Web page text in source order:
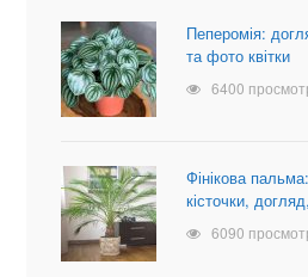
Пеперомія:
та фото квітки
6400
Фінікова
кісточки,
6090